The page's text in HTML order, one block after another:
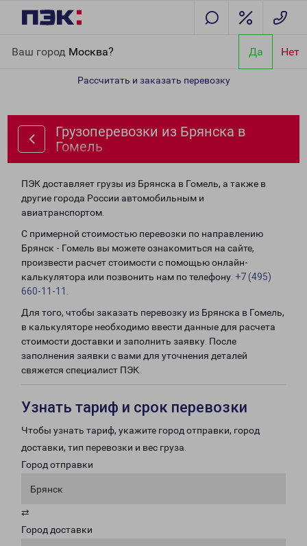
Ваш город Москва? Да Нет
Рассчитать и заказать перевозку
Грузоперевозки из Брянска в
Гомель
ПЭК доставляет грузы из Брянска в Гомель, а также в
другие города России автомобильным и
авиатранспортом.
С примерной стоимостью перевозки по направлению
Брянск - Гомель вы можете ознакомиться на сайте,
произвести расчет стоимости с помощью онлайн-
калькулятора или позвонить нам по телефону: +7 (495)
660-11-11
Для того, чтобы заказать перевозку из Брянска в Гомель,
в калькуляторе необходимо ввести данные для расчета
стоимости доставки и заполнить заявку. После
заполнения заявки с вами для уточнения деталей
свяжется специалист ПЭК.
Узнать тариф и срок перевозки
Чтобы узнать тариф, укажите город отправки, город
доставки, тип перевозки и вес груза.
Город отправки
Брянск
⇄
Город доставки